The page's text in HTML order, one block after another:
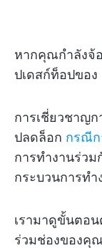
หากคุณกำลังจ้
ปเดสก์ท็อปขอ
การเชี่ยวชาญ
ปลดล็อก กรณีก
การทำงานร่ว
กระบวนการท
เรามาดูขั้นตอน
ร่วมช่องของคุ